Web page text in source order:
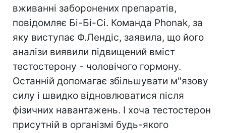
вживанні заборонених препаратів,
повідомляє Бі-Бі-Сі. Команда Phonak, за
яку виступає Ф.Лендіс, заявила, що його
аналізи виявили підвищений вміст
тестостерону - чоловічого гормону.
Останній допомагає збільшувати м"язову
силу і швидко відновлюватися після
фізичних навантажень. І хоча тестостерон
присутній в організмі будь-якого